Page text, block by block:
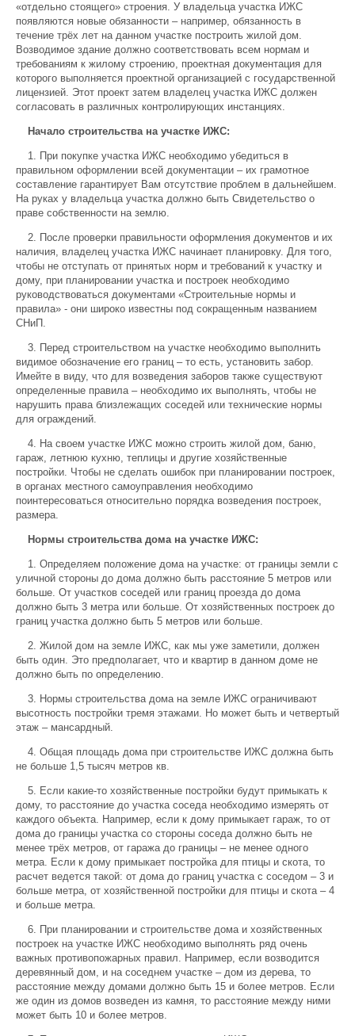
«отдельно стоящего» строения. У владельца участка ИЖС
появляются новые обязанности – например, обязанность в
течение трёх лет на данном участке построить жилой дом.
Возводимое здание должно соответствовать всем нормам и
требованиям к жилому строению, проектная документация для
которого выполняется проектной организацией с государственной
лицензией. Этот проект затем владелец участка ИЖС должен
согласовать в различных контролирующих инстанциях.
Начало строительства на участке ИЖС:
1. При покупке участка ИЖС необходимо убедиться в
правильном оформлении всей документации – их грамотное
составление гарантирует Вам отсутствие проблем в дальнейшем.
На руках у владельца участка должно быть Свидетельство о
праве собственности на землю.
2. После проверки правильности оформления документов и их
наличия, владелец участка ИЖС начинает планировку. Для того,
чтобы не отступать от принятых норм и требований к участку и
дому, при планировании участка и построек необходимо
руководствоваться документами «Строительные нормы и
правила» - они широко известны под сокращенным названием
СНиП.
3. Перед строительством на участке необходимо выполнить
видимое обозначение его границ – то есть, установить забор.
Имейте в виду, что для возведения заборов также существуют
определенные правила – необходимо их выполнять, чтобы не
нарушить права близлежащих соседей или технические нормы
для ограждений.
4. На своем участке ИЖС можно строить жилой дом, баню,
гараж, летнюю кухню, теплицы и другие хозяйственные
постройки. Чтобы не сделать ошибок при планировании построек,
в органах местного самоуправления необходимо
поинтересоваться относительно порядка возведения построек,
размера.
Нормы строительства дома на участке ИЖС:
1. Определяем положение дома на участке: от границы земли с
уличной стороны до дома должно быть расстояние 5 метров или
больше. От участков соседей или границ проезда до дома
должно быть 3 метра или больше. От хозяйственных построек до
границ участка должно быть 5 метров или больше.
2. Жилой дом на земле ИЖС, как мы уже заметили, должен
быть один. Это предполагает, что и квартир в данном доме не
должно быть по определению.
3. Нормы строительства дома на земле ИЖС ограничивают
высотность постройки тремя этажами. Но может быть и четвертый
этаж – мансардный.
4. Общая площадь дома при строительстве ИЖС должна быть
не больше 1,5 тысяч метров кв.
5. Если какие-то хозяйственные постройки будут примыкать к
дому, то расстояние до участка соседа необходимо измерять от
каждого объекта. Например, если к дому примыкает гараж, то от
дома до границы участка со стороны соседа должно быть не
менее трёх метров, от гаража до границы – не менее одного
метра. Если к дому примыкает постройка для птицы и скота, то
расчет ведется такой: от дома до границ участка с соседом – 3 и
больше метра, от хозяйственной постройки для птицы и скота – 4
и больше метра.
6. При планировании и строительстве дома и хозяйственных
построек на участке ИЖС необходимо выполнять ряд очень
важных противопожарных правил. Например, если возводится
деревянный дом, и на соседнем участке – дом из дерева, то
расстояние между домами должно быть 15 и более метров. Если
же один из домов возведен из камня, то расстояние между ними
может быть 10 и более метров.